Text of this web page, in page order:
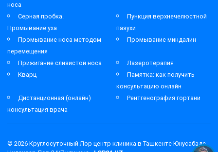
носа
Серная пробка.
Промывание уха
Пункция верхнечелюстной
пазухи
Промывание носа методом
перемещения
Промывание миндалин
Прижигание слизистой носа
Лазеротерапия
Кварц
Памятка: как получить
консультацию онлайн
Дистанционная (онлайн)
консультация врача
Рентгенография гортани
© 2026 Круглосуточный Лор центр клиника в Ташкенте Юнусабаде